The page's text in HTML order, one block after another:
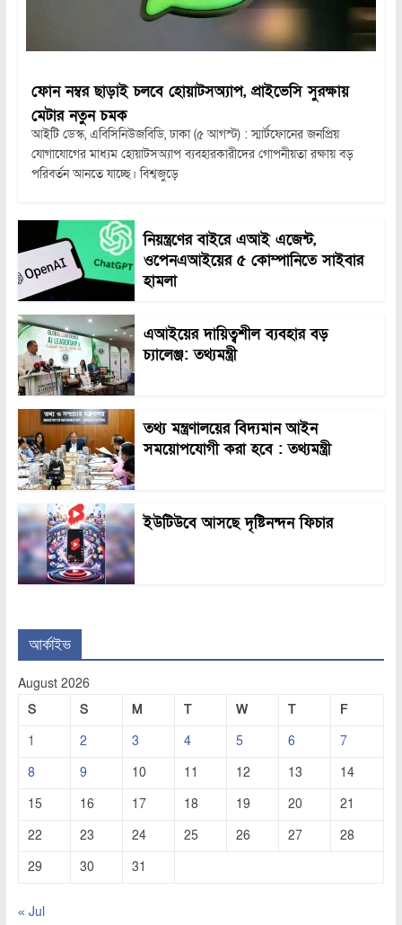
ফোন নম্বর ছাড়াই চলবে হোয়াটসঅ্যাপ, প্রাইভেসি সুরক্ষায়
মেটার নতুন চমক
আইটি ডেস্ক, এবিসিনিউজবিডি, ঢাকা (৫ আগস্ট) : স্মার্টফোনের জনপ্রিয়
যোগাযোগের মাধ্যম হোয়াটসঅ্যাপ ব্যবহারকারীদের গোপনীয়তা রক্ষায় বড়
পরিবর্তন আনতে যাচ্ছে। বিশ্বজুড়ে
নিয়ন্ত্রণের বাইরে এআই এজেন্ট,
ওপেনএআইয়ের ৫ কোম্পানিতে সাইবার
হামলা
এআইয়ের দায়িত্বশীল ব্যবহার বড়
চ্যালেঞ্জ: তথ্যমন্ত্রী
তথ্য মন্ত্রণালয়ের বিদ্যমান আইন
সময়োপযোগী করা হবে : তথ্যমন্ত্রী
ইউটিউবে আসছে দৃষ্টিনন্দন ফিচার
আর্কাইভ
August 2026
S
S M T W T
F
1
2 3 4 5 6
7
8
9 10 11 12 13
14
15
16 17 18 19 20
21
22
23 24 25 26 27
28
29
30 31
« Jul